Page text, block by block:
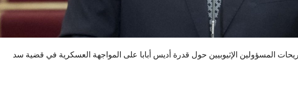
المسؤولين الإثيوبيين حول قدرة أديس أبابا على المواجهة العسكرية في قضية سد